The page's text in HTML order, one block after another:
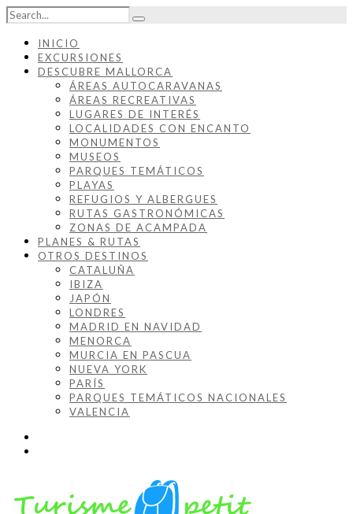
INICIO
EXCURSIONES
DESCUBRE MALLORCA
ÁREAS AUTOCARAVANAS
ÁREAS RECREATIVAS
LUGARES DE INTERÉS
LOCALIDADES CON ENCANTO
MONUMENTOS
MUSEOS
PARQUES TEMÁTICOS
PLAYAS
REFUGIOS Y ALBERGUES
RUTAS GASTRONÓMICAS
ZONAS DE ACAMPADA
PLANES & RUTAS
OTROS DESTINOS
CATALUÑA
IBIZA
JAPÓN
LONDRES
MADRID EN NAVIDAD
MENORCA
MURCIA EN PASCUA
NUEVA YORK
PARÍS
PARQUES TEMÁTICOS NACIONALES
VALENCIA